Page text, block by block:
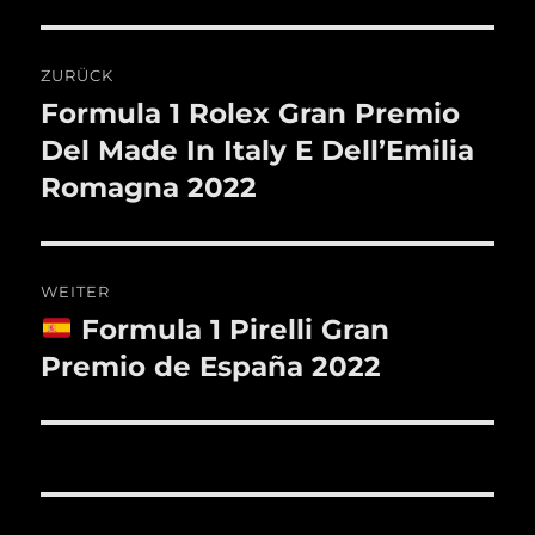
ZURÜCK
Vorheriger
Beitrag:
Formula 1 Rolex Gran Premio
Del Made In Italy E Dell’Emilia
Romagna 2022
WEITER
Nächster
Beitrag:
Formula 1 Pirelli Gran
Premio de España 2022